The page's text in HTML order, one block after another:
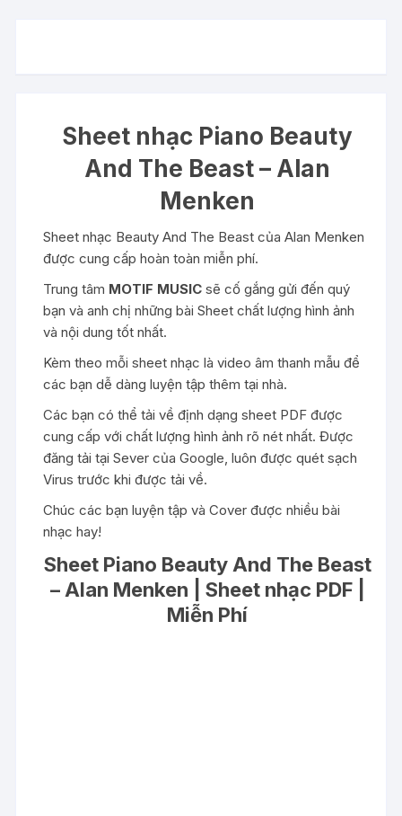
Sheet nhạc Piano Beauty
And The Beast – Alan
Menken
Sheet nhạc Beauty And The Beast của Alan Menken
được cung cấp hoàn toàn miễn phí.
Trung tâm MOTIF MUSIC sẽ cố gắng gửi đến quý
bạn và anh chị những bài Sheet chất lượng hình ảnh
và nội dung tốt nhất.
Kèm theo mỗi sheet nhạc là video âm thanh mẫu để
các bạn dễ dàng luyện tập thêm tại nhà.
Các bạn có thể tải về định dạng sheet PDF được
cung cấp với chất lượng hình ảnh rõ nét nhất. Được
đăng tải tại Sever của Google, luôn được quét sạch
Virus trước khi được tải về.
Chúc các bạn luyện tập và Cover được nhiều bài
nhạc hay!
Sheet Piano Beauty And The Beast
– Alan Menken | Sheet nhạc PDF |
Miễn Phí